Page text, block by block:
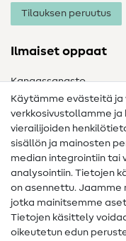
Tilauksen peruutus
Ilmaiset oppaat
Kangassanasto
Ompelusanasto
Ompeluohjeet
Apua ja
Yhteystiedot
Tietoa
FAQ
Käytämme evästeitä
verkkosivustollamme
vierailijoiden
sisällön ja mainosten
median integrointiin tai
analysointiin. Tietojen
on asennettu. Jaamme
jotka mainitsemme
Tietojen käsittely
oikeutetun edun